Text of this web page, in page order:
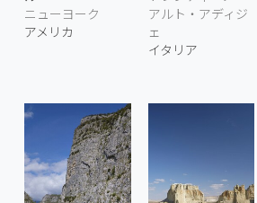
ニューヨーク
アメリカ
アルト・アディジ
ェ
イタリア